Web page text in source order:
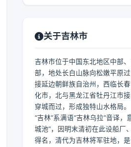
关于吉林市
吉林市位于中国东北地区中部
部，地处长白山脉向松嫩平原
接延边朝鲜族自治州，西临长
化市，北与黑龙江省牡丹江市
穿城而过，形成独特山水格局。
“吉林”系满语“吉林乌拉”音译，
城池”，因明末清初在此设船厂
得名，清代为吉林将军驻地，